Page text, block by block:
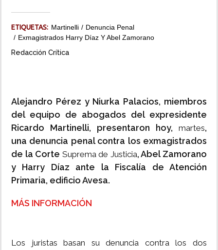
ETIQUETAS: Martinelli
Denuncia Penal
Exmagistrados Harry Díaz Y Abel Zamorano
Redacción Crítica
Alejandro Pérez y Niurka Palacios, miembros
del equipo de abogados del expresidente
Ricardo Martinelli,
presentaron hoy, martes,
una denuncia penal contra los exmagistrados
de la Corte Suprema de Justicia, Abel Zamorano
y Harry Díaz ante la Fiscalía de Atención
Primaria, edificio Avesa.
MÁS INFORMACIÓN
Los juristas basan su denuncia contra los dos